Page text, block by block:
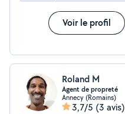
Voir le profil
Roland M
Agent de propreté
Annecy (Romains)
3,7/5 (3 avis)